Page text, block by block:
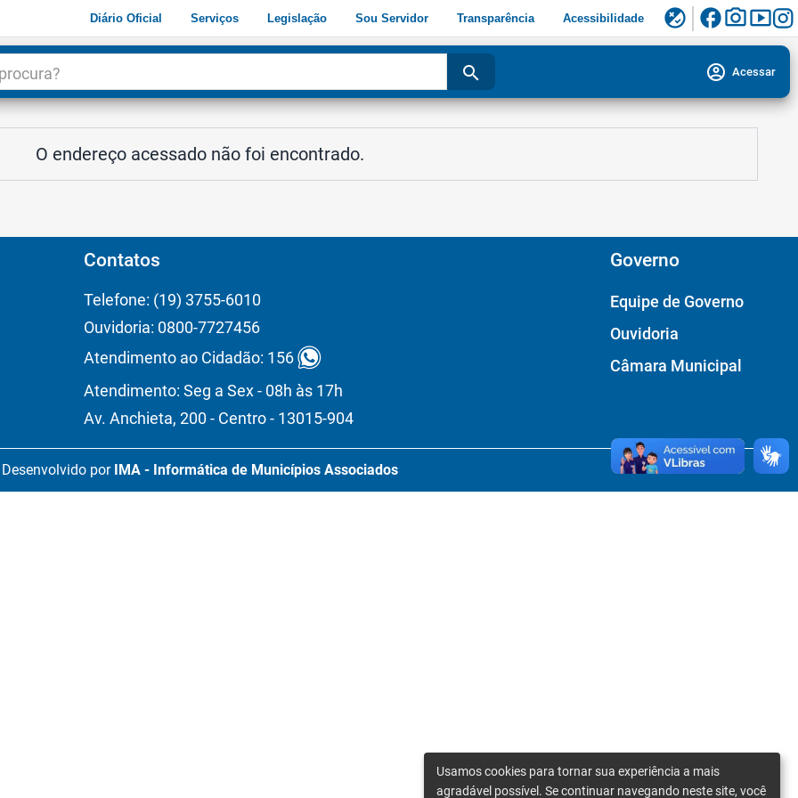
Diário Oficial Serviços Legislação Sou Servidor Transparência Acessibilidade flaky facebookphoto_camerasmart_display
search account_circle Acessar
O endereço acessado não foi encontrado.
Contatos
Telefone: (19) 3755-6010
Ouvidoria: 0800-7727456
Atendimento ao Cidadão: 156
Atendimento: Seg a Sex - 08h às 17h
Av. Anchieta, 200 - Centro - 13015-904
Governo
Equipe de Governo
Ouvidoria
Câmara Municipal
Desenvolvido por IMA - Informática de Municípios Associados
Usamos cookies para tornar sua experiência a mais
agradável possível. Se continuar navegando neste site, você